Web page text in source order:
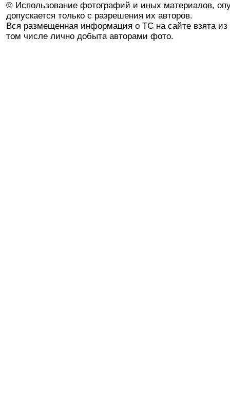
© Использование фотографий и иных материалов,
допускается только с разрешения их авторов.
Вся размещенная информация о ТС на сайте взята из
том числе лично добыта авторами фото.